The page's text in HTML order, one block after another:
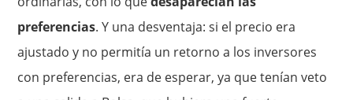
preferencias. Y una desventaja: si el precio era
ajustado y no permitía un retorno a los inversores
con preferencias, era de esperar, ya que tenían veto